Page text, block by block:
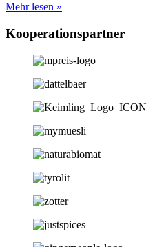
Mehr lesen »
Kooperationspartner